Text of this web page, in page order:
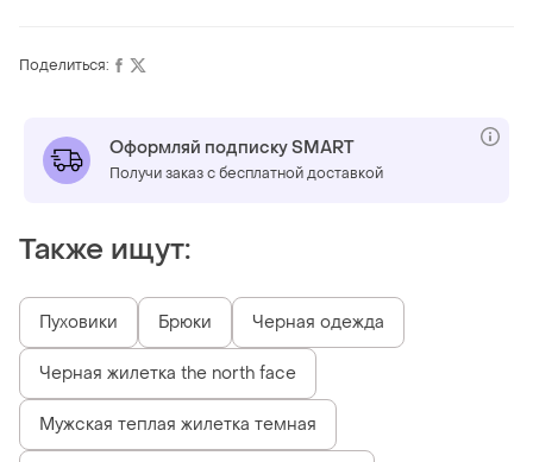
Поделиться:
Оформляй подписку SMART
Получи заказ с бесплатной доставкой
Также ищут:
Пуховики Брюки Черная одежда
Черная жилетка the north face
Мужская теплая жилетка темная